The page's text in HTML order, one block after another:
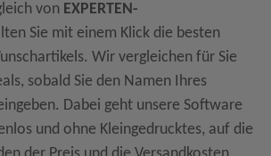
von EXPERTEN-
Sie mit einem Klick die besten
Wir vergleichen für Sie
sobald Sie den Namen Ihres
Dabei geht unsere Software
und ohne Kleingedrucktes, auf die